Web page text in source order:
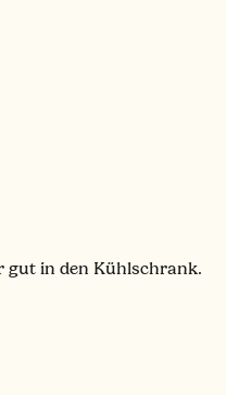
gut in den Kühlschrank.